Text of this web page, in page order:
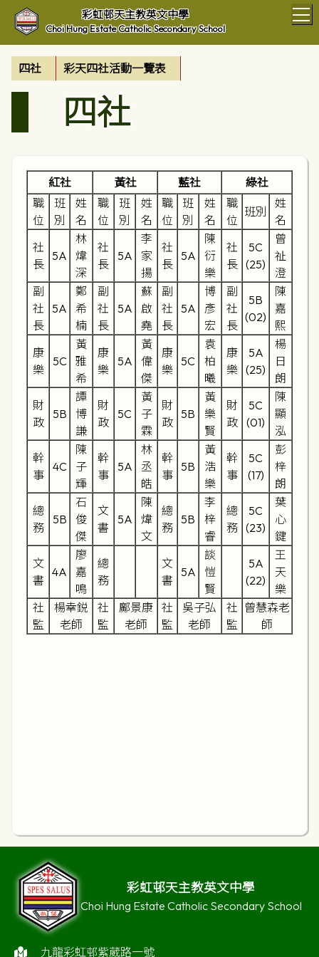
彩虹邨天主教英文中學
Choi Hung Estate Catholic Secondary School
四社 彩天四社活動一覽表
四社
紅社 黃社 藍社
綠社
職
位
班
別
姓
名
職
位
班
別
姓
名
職
位
班
別
姓
名
職
位
班別
姓
名
社
長
5A
林
煒
深
社
長
5A
李
家
揚
社
長
5A
陳
衍
樂
社
長
5C
(25)
曾
祉
澄
副
社
長
5A
鄭
希
楠
副
社
長
5A
蘇
啟
堯
副
社
長
5A
博
彥
宏
副
社
長
5B
(02)
陳
嘉
熙
康
樂
5C
黃
雅
希
康
樂
5A
黃
偉
傑
康
樂
5C
袁
柏
曦
康
樂
5A
(25)
楊
日
朗
財
政
5B
譚
博
謙
財
政
5C
黃
子
霖
財
政
5B
黃
樂
賢
財
政
5C
(01)
陳
顯
泓
幹
事
4C
陳
子
輝
幹
事
5A
林
丞
皓
幹
事
5B
黃
浩
樂
幹
事
5C
(17)
彭
梓
朗
總
務
5B
石
俊
傑
文
書
5A
陳
煒
文
總
務
5B
李
梓
睿
總
務
5C
(23)
葉
心
鍵
文
書
4A
廖
嘉
鳴
總
務
文
書
5A
談
愷
賢
5A
(22)
王
天
樂
社
監
楊幸鋭
老師
社
監
鄺景康
老師
社
監
吳子弘
老師
社
監
曾慧森老
師
彩虹邨天主教英文中學
Choi Hung Estate Catholic Secondary School
九龍彩虹邨紫葳路一號